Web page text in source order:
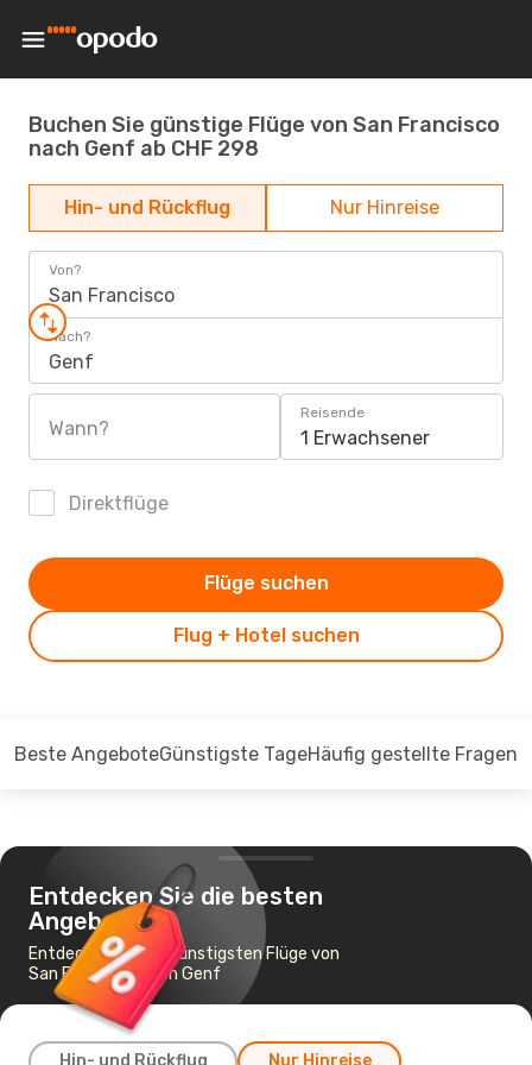
Buchen Sie günstige Flüge von San Francisco
nach Genf ab CHF 298
Hin- und Rückflug Nur Hinreise
Von?
San Francisco
Nach?
Genf
Wann?
Reisende
1 Erwachsener
Direktflüge
Flug + Hotel suchen
Flüge suchen
Beste AngeboteGünstigste TageHäufig gestellte Fragen
Entdecken Sie die besten
Angebote
Entdecken Sie die günstigsten Flüge von
San Francisco nach Genf
Hin- und Rückflug Nur Hinreise